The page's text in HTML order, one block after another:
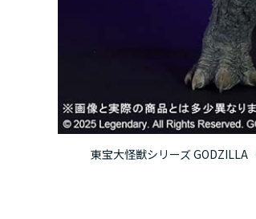
東宝大怪獣シリーズ GODZILLA